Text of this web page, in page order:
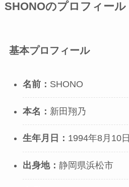
SHONOのプロフィール
基本プロフィール
名前： SHONO
本名： 新田翔乃
生年月日： 1994年8月10日
出身地： 静岡県浜松市